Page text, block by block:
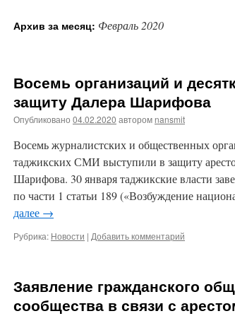
Архив за месяц: Февраль 2020
Восемь организаций и
защиту Далера Шарифова
Опубликовано 04.02.2020 автором nansmit
Восемь журналистских и общественных
таджикских СМИ выступили в защиту
Шарифова. 30 января таджикские власти
по части 1 статьи 189 («Возбуждение
далее →
Рубрика: Новости | Добавить комментарий
Заявление гражданского
сообщества в связи с